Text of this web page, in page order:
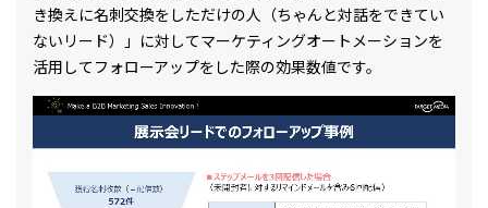
き換えに名刺交換をしただけの人（ちゃんと対話をできてい
ないリード）」に対してマーケティングオートメーションを
活用してフォローアップをした際の効果数値です。